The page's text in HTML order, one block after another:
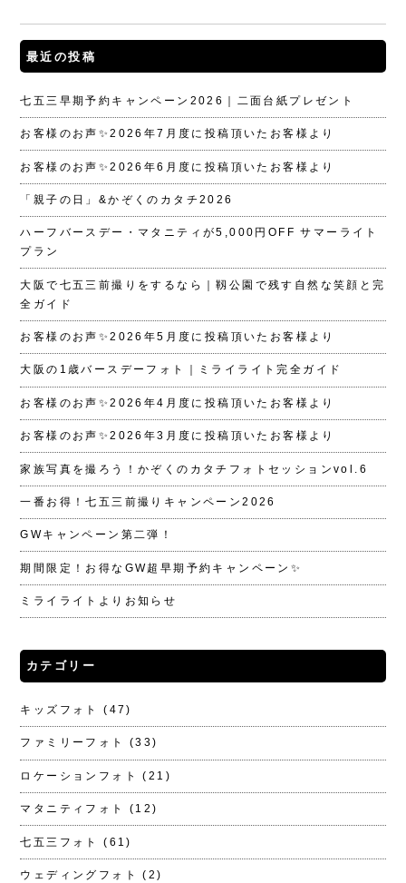
最近の投稿
七五三早期予約キャンペーン2026｜二面台紙プレゼント
お客様のお声✨2026年7月度に投稿頂いたお客様より
お客様のお声✨2026年6月度に投稿頂いたお客様より
「親子の日」&かぞくのカタチ2026
ハーフバースデー・マタニティが5,000円OFF サマーライト
プラン
大阪で七五三前撮りをするなら｜靱公園で残す自然な笑顔と完
全ガイド
お客様のお声✨2026年5月度に投稿頂いたお客様より
大阪の1歳バースデーフォト｜ミライライト完全ガイド
お客様のお声✨2026年4月度に投稿頂いたお客様より
お客様のお声✨2026年3月度に投稿頂いたお客様より
家族写真を撮ろう！かぞくのカタチフォトセッションvol.6
一番お得！七五三前撮りキャンペーン2026
GWキャンペーン第二弾！
期間限定！お得なGW超早期予約キャンペーン✨
ミライライトよりお知らせ
カテゴリー
キッズフォト (47)
ファミリーフォト (33)
ロケーションフォト (21)
マタニティフォト (12)
七五三フォト (61)
ウェディングフォト (2)